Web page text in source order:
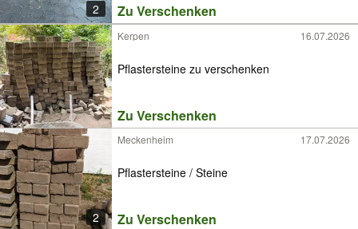
2 Zu Verschenken
Kerpen 16.07.2026
Pflastersteine zu verschenken
Zu Verschenken
2
Meckenheim 17.07.2026
Pflastersteine / Steine
Zu Verschenken